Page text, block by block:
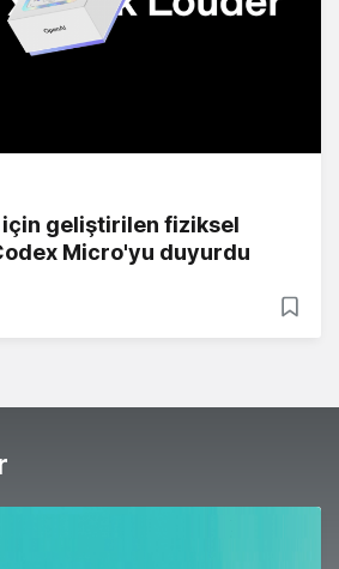
için geliştirilen fiziksel
Micro'yu duyurdu